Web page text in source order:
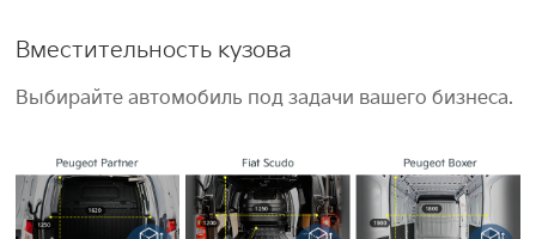
Вместительность кузова
Выбирайте автомобиль под задачи вашего бизнеса.